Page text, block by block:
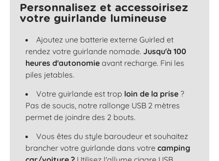
Personnalisez et accessoirisez
votre guirlande lumineuse
Ajoutez une batterie externe Guirled et
rendez votre guirlande nomade. Jusqu'à 100
heures d'autonomie avant recharge. Fini les
piles jetables.
Votre guirlande est trop loin de la prise ?
Pas de soucis, notre rallonge USB 2 mètres
permet de joindre des 2 bouts.
Vous êtes du style baroudeur et souhaitez
brancher votre guirlande dans votre camping